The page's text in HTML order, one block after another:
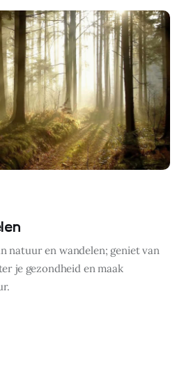
natuur en wandelen; geniet van
je gezondheid en maak